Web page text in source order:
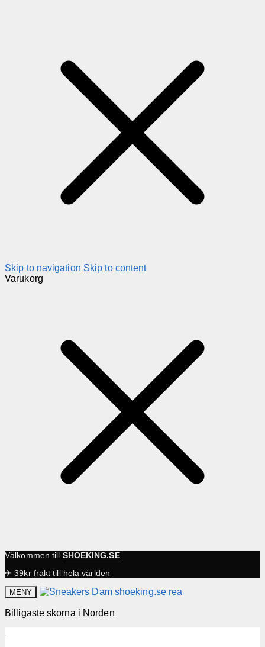
Skip to navigation Skip to content
Varukorg
Välkommen till SHOEKING.SE
✈ 39kr frakt till hela världen
MENY
Billigaste skorna i Norden